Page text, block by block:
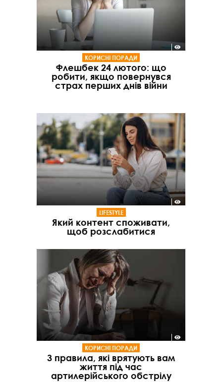
КОРИСНІ ПОРАДИ
Флешбек 24 лютого: що
робити, якщо повернувся
страх перших днів війни
LIFESTYLE
Який контент споживати,
щоб розслабитися
КОРИСНІ ПОРАДИ
3 правила, які врятують вам
життя під час
артилерійського обстрілу